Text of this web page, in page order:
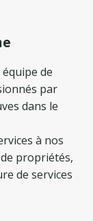
de
par
dans le
à nos
propriétés,
de services